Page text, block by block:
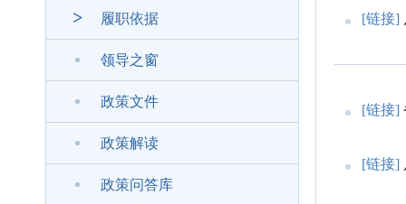
履职依据
领导之窗
政策文件
政策解读
政策问答库
[链接]
[链接]
[链接]